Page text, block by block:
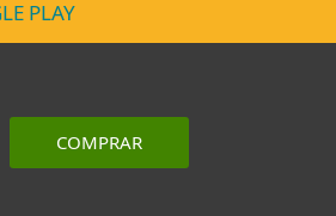
PLAY
COMPRAR